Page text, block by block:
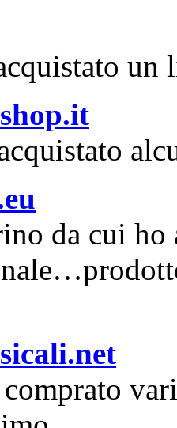
da cui ho